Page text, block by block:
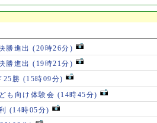
勝進出 (20時26分)
勝進出 (19時21分)
25勝 (15時09分)
も向け体験会 (14時45分)
(14時05分)